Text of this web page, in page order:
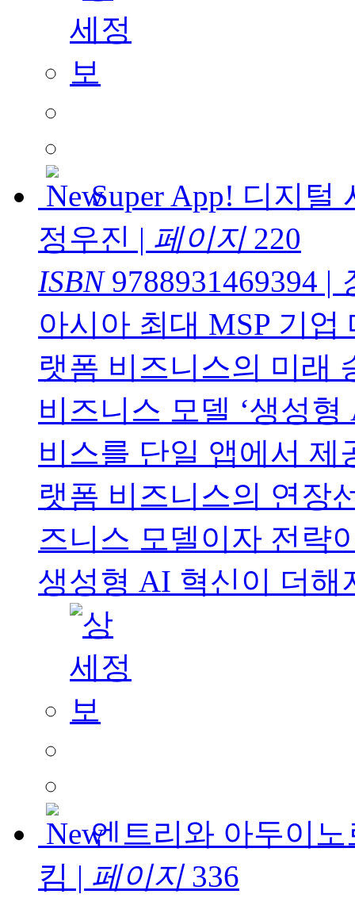
Super App! 디지털
정우진 | 페이지220
ISBN9788931469394 |
아시아 최대 MSP 기
랫폼 비즈니스의 미래
비즈니스 모델 ‘생성
비스를 단일 앱에서 제
랫폼 비즈니스의 연장
즈니스 모델이자 전략
생성형 AI 혁신이 더해
엔트리와 아두이
킴 | 페이지336